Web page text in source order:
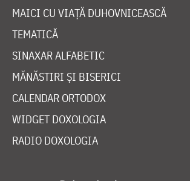
MAICI CU VIAȚĂ DUHOVNICEASCĂ
TEMATICĂ
SINAXAR ALFABETIC
MĂNĂSTIRI ȘI BISERICI
CALENDAR ORTODOX
WIDGET DOXOLOGIA
RADIO DOXOLOGIA